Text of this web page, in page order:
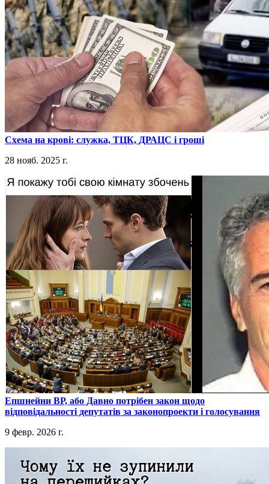
​Схема на крові: служка, ТЦК, ДРАЦС і гроші
28 нояб. 2025 г.
​Епшнейни ВР, або Давно потрібен закон щодо
відповідальності депутатів за законопроекти і голосування
9 февр. 2026 г.